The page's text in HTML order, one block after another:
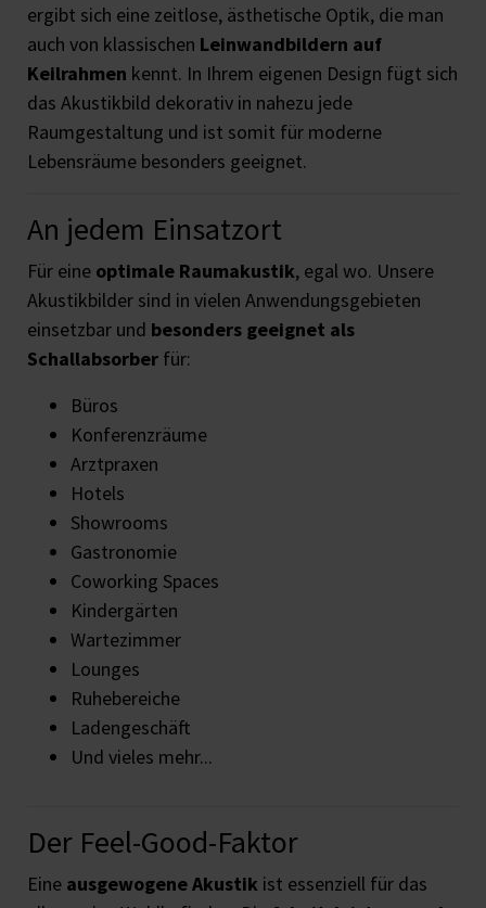
ergibt sich eine zeitlose, ästhetische Optik, die man
auch von klassischen Leinwandbildern auf
Keilrahmen kennt. In Ihrem eigenen Design fügt sich
das Akustikbild dekorativ in nahezu jede
Raumgestaltung und ist somit für moderne
Lebensräume besonders geeignet.
An jedem Einsatzort
Für eine optimale Raumakustik, egal wo. Unsere
Akustikbilder sind in vielen Anwendungsgebieten
einsetzbar und besonders geeignet als
Schallabsorber für:
Büros
Konferenzräume
Arztpraxen
Hotels
Showrooms
Gastronomie
Coworking Spaces
Kindergärten
Wartezimmer
Lounges
Ruhebereiche
Ladengeschäft
Und vieles mehr...
Der Feel-Good-Faktor
Eine ausgewogene Akustik ist essenziell für das